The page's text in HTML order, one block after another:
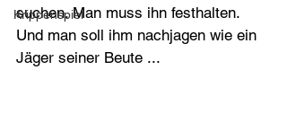
Krippenspiel
suchen. Man muss ihn festhalten.
Und man soll ihm nachjagen wie ein
Jäger seiner Beute ...